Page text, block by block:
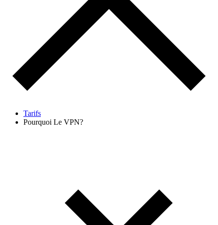
Tarifs
Pourquoi Le VPN?